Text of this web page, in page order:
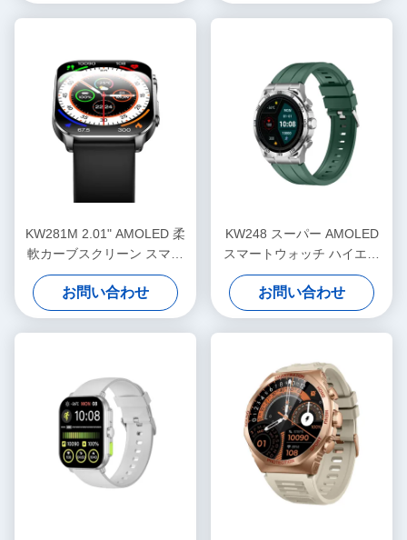
KW281M 2.01" AMOLED 柔
軟カーブスクリーン スマー
トウォッチ PVD メタルフレ
ーム
お問い合わせ
KW248 スーパー AMOLED
スマートウォッチ ハイエン
ド 多機能BTコールモデル
お問い合わせ